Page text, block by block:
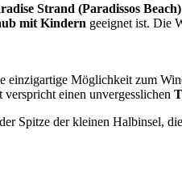
Strand (Paradissos Beach)
mit Kindern geeignet ist. Die
einzigartige Möglichkeit zum
einen unvergesslichen
Spitze der kleinen Halbinsel,